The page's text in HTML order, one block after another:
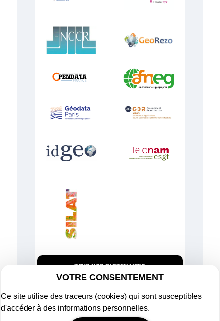
TOUS NOS PARTENAIRES
VOTRE CONSENTEMENT
Ce site utilise des traceurs (cookies) qui sont susceptibles
d'accéder à des informations personnelles.